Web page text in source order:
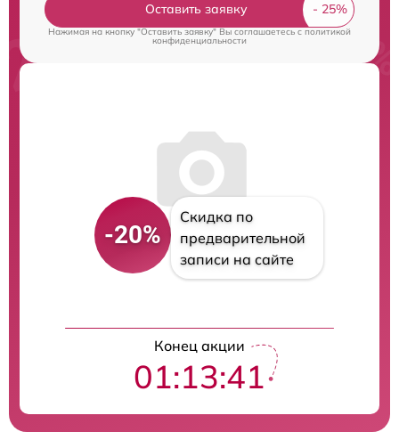
Оставить заявку
Нажимая на кнопку "Оставить заявку" Вы соглашаетесь cполитикой
конфиденциальности
-20%
Скидка по
предварительной
записи на сайте
Конец акции
01:13:40